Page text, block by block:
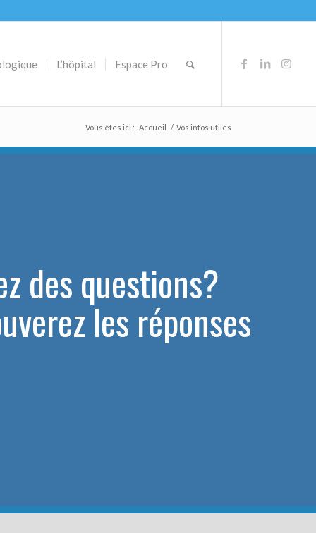
L’hôpital Espace Pro
Vous êtes ici : Accueil / Vos infos utiles
des questions?
les réponses